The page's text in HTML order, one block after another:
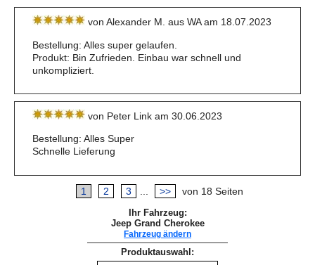
von Alexander M. aus WA am 18.07.2023
Bestellung: Alles super gelaufen.
Produkt: Bin Zufrieden. Einbau war schnell und
unkompliziert.
von Peter Link am 30.06.2023
Bestellung: Alles Super
Schnelle Lieferung
1 2 3 >> von 18 Seiten
Ihr Fahrzeug:
Jeep Grand Cherokee
Fahrzeug ändern
Produktauswahl: